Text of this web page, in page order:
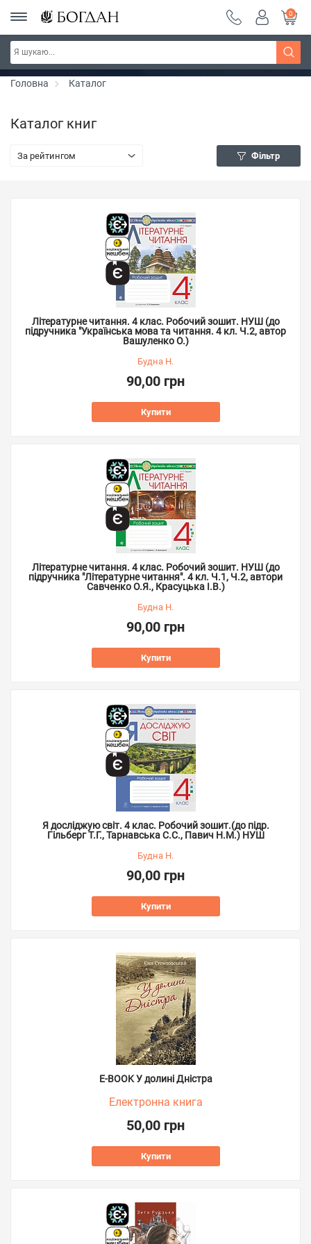
Серія "Чейзіана" ~ знижка 20%
0
Головна Каталог
Каталог книг
За рейтингом Фільтр
Літературне читання. 4 клас. Робочий зошит. НУШ (до
підручника "Українська мова та читання. 4 кл. Ч.2, автор
Вашуленко О.)
Будна Н.
90,00 грн
Купити
Літературне читання. 4 клас. Робочий зошит. НУШ (до
підручника "Літературне читання". 4 кл. Ч.1, Ч.2, автори
Савченко О.Я., Красуцька І.В.)
Будна Н.
90,00 грн
Купити
Я досліджую світ. 4 клас. Робочий зошит.(до підр.
Гільберг Т.Г., Тарнавська С.С., Павич Н.М.) НУШ
Будна Н.
90,00 грн
Купити
E-BOOK У долині Дністра
Електронна книга
50,00 грн
Купити